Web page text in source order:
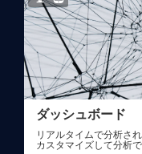
ダッシュボード
リアルタイムで分析さ
カスタマイズして分析で